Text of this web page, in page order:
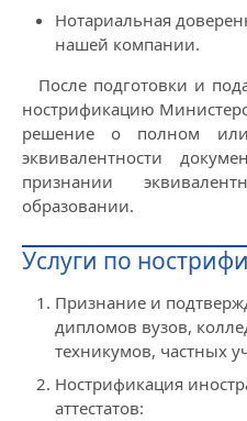
Нотариальная
нашей компании.
После подготовки и
нострификацию
решение о полном
эквивалентности
признании
образовании.
Услуги по
Признание и
дипломов вузов,
техникумов, частных
Нострификация
аттестатов: